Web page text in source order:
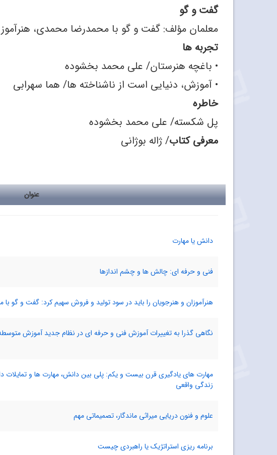
گفت ‌و گو
معلمان مؤلف: گفت ‌و گو با محمدرضا محمدی،
تجربه‌ ها
• باغچه هنرستان/ علی محمد بخشوده
• آموزش، دنیایی است از ناشناخته‌ ها/ هما سهرابی
خاطره
پل شکسته/ علی محمد بخشوده
معرفی کتاب/ ژاله بوژانی
عنوان
دانش یا مهارت
فنی و حرفه ای: چالش ها و چشم اندازها
هنرآموزان و هنرجویان را باید در سود تولید و فروش سهیم کرد: گفت و گو
نگاهی گذرا به تغییرات آموزش فنی و حرفه ای در نظام جدید آموزش
مهارت های یادگیری قرن بیست و یکم: پلی بین دانش، مهارت ها و تمایلات
زندگی واقعی
علوم و فنون دریایی میراثی ماندگار، تصمیماتی مهم
برنامه ریزی استراتژیک یا راهبردی چیست